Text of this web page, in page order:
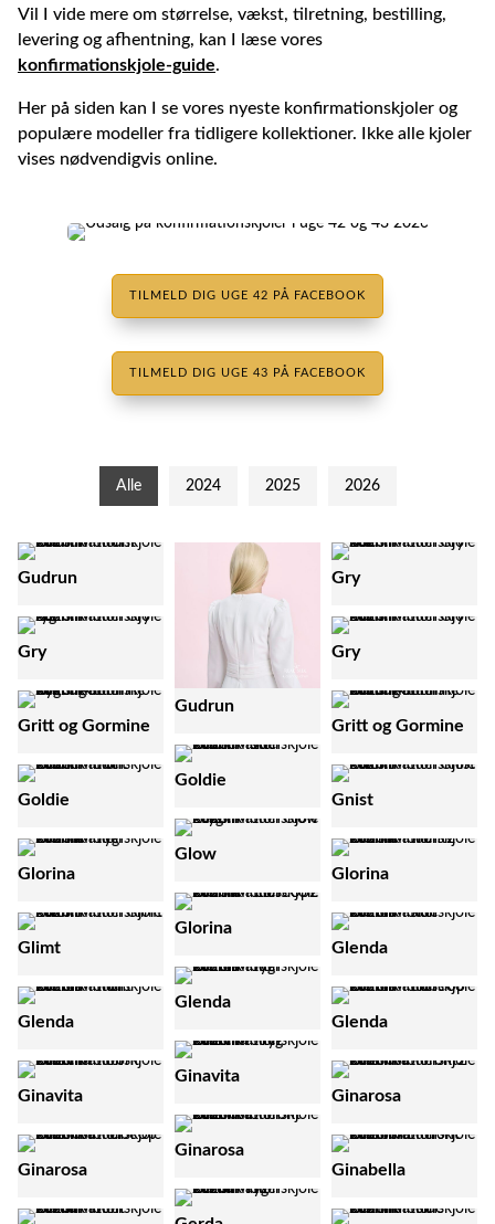
Vil I vide mere om størrelse, vækst, tilretning, bestilling,
levering og afhentning, kan I læse vores
konfirmationskjole-guide.
Her på siden kan I se vores nyeste konfirmationskjoler og
populære modeller fra tidligere kollektioner. Ikke alle kjoler
vises nødvendigvis online.
TILMELD DIG UGE 42 PÅ FACEBOOK
TILMELD DIG UGE 43 PÅ FACEBOOK
Alle 2024 2025 2026
Gudrun
Gudrun
Gry
Gry Gry
Gritt og Gormine Gritt og Gormine
Goldie
Goldie
Gnist
Glow
Glorina
Glorina
Glorina
Glimt
Glenda
Glenda
Glenda
Glenda
Ginavita
Ginavita
Ginarosa
Ginarosa
Ginarosa
Ginabella